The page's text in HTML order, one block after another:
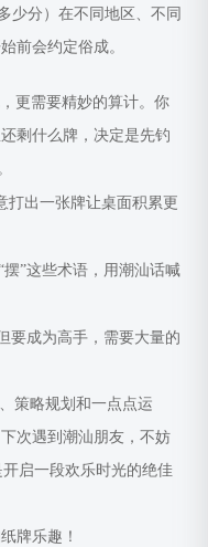
少分）在不同地区、不同
前会约定俗成。
更需要精妙的算计。你
剩什么牌，决定是先钓
打出一张牌让桌面积累更
摆”这些术语，用潮汕话喊
要成为高手，需要大量的
策略规划和一点点运
次遇到潮汕朋友，不妨
启一段欢乐时光的绝佳
牌乐趣！